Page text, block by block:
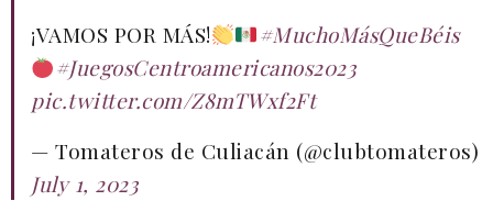
¡VAMOS POR MÁS!
#MuchoMásQueBéis
#JuegosCentroamericanos2023
pic.twitter.com/Z8mTWxf2Ft
— Tomateros de Culiacán (@clubtomateros)
July 1, 2023